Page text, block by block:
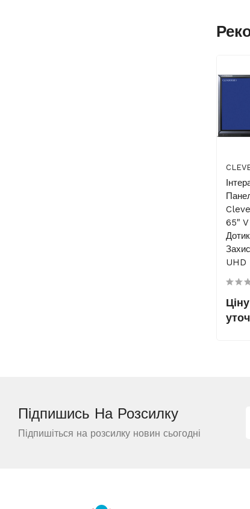
65"
UHD
Ціну
Підпишись На Розсилку
Підпишіться на розсилку новин сьогодні